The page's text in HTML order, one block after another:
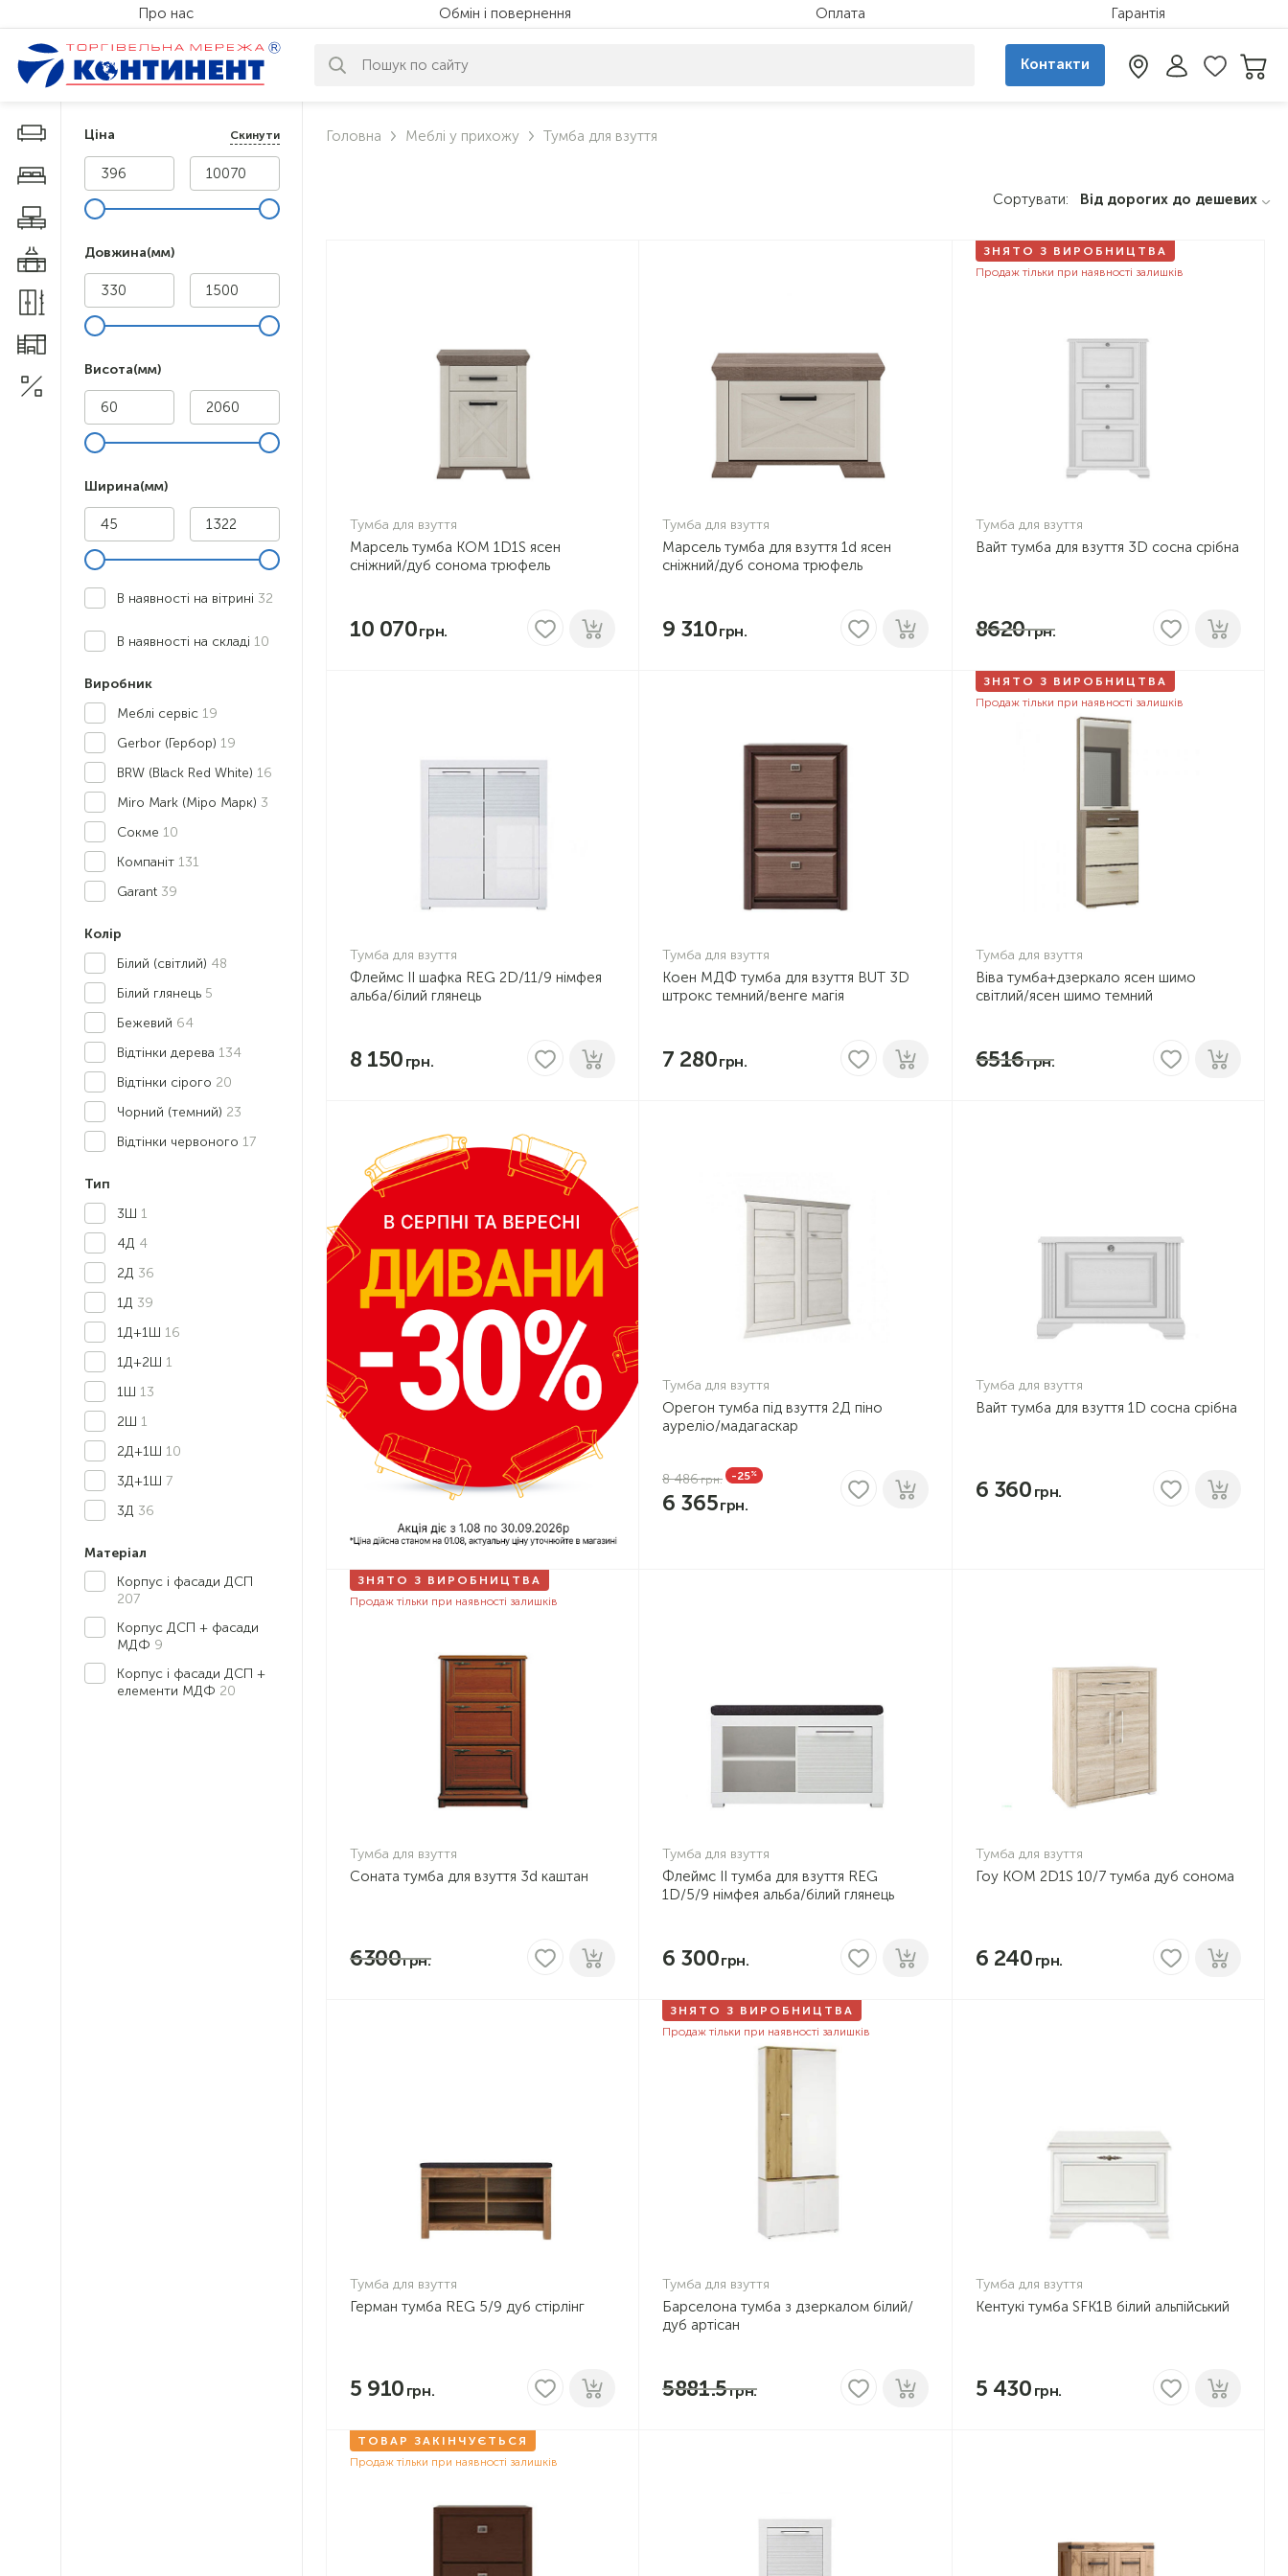
Про нас Обмін і повернення Оплата Гарантія
Контакти
Дивани і крісла
Меблі у спальню
Меблі у вітальню
Меблі у кухню
Меблі у прихожу
Акції 1
Ціна Скинути
Довжина(мм)
Висота(мм)
Ширина(мм)
В наявності на вітрині 32
В наявності на складі 10
Виробник
Меблі сервіс 19
Gerbor (Гербор) 19
BRW (Black Red White) 16
Miro Mark (Міро Марк) 3
Сокме 10
Компаніт 131
Garant 39
Колір
Білий (світлий) 48
Білий глянець 5
Бежевий 64
Відтінки дерева 134
Відтінки сірого 20
Чорний (темний) 23
Відтінки червоного 17
Тип
3Ш 1
4Д 4
2Д 36
1Д 39
1Д+1Ш 16
1Д+2Ш 1
1Ш 13
2Ш 1
2Д+1Ш 10
3Д+1Ш 7
3Д 36
Матеріал
Корпус і фасади ДСП
207
Корпус ДСП + фасади
МДФ 9
Корпус і фасади ДСП +
елементи МДФ 20
Головна Меблі у прихожу Тумба для взуття
Сортувати: Від дорогих до дешевих
Тумба для взуття
Марсель тумба KOM 1D1S ясен
сніжний/дуб сонома трюфель
10 070
Тумба для взуття
Марсель тумба для взуття 1d ясен
сніжний/дуб сонома трюфель
9 310
ЗНЯТО З ВИРОБНИЦТВА
Продаж тільки при наявності залишків
Тумба для взуття
Вайт тумба для взуття 3D сосна срібна
8620
Тумба для взуття
Флеймс II шафка REG 2D/11/9 німфея
альба/білий глянець
8 150
Тумба для взуття
Коен МДФ тумба для взуття BUT 3D
штрокс темний/венге магія
7 280
ЗНЯТО З ВИРОБНИЦТВА
Продаж тільки при наявності залишків
Тумба для взуття
Віва тумба+дзеркало ясен шимо
світлий/ясен шимо темний
6516
Тумба для взуття
Орегон тумба під взуття 2Д піно
ауреліо/мадагаскар
8 486 -25%
6 365
Тумба для взуття
Вайт тумба для взуття 1D сосна срібна
6 360
ЗНЯТО З ВИРОБНИЦТВА
Продаж тільки при наявності залишків
Тумба для взуття
Соната тумба для взуття 3d каштан
6300
Тумба для взуття
Флеймс II тумба для взуття REG
1D/5/9 німфея альба/білий глянець
6 300
Тумба для взуття
Гоу KOM 2D1S 10/7 тумба дуб сонома
6 240
Тумба для взуття
Герман тумба REG 5/9 дуб стірлінг
5 910
ЗНЯТО З ВИРОБНИЦТВА
Продаж тільки при наявності залишків
Тумба для взуття
Барселона тумба з дзеркалом білий/
дуб артісан
5881.5
Тумба для взуття
Кентукі тумба SFK1B білий альпійський
5 430
ТОВАР ЗАКІНЧУЄТЬСЯ
Продаж тільки при наявності залишків